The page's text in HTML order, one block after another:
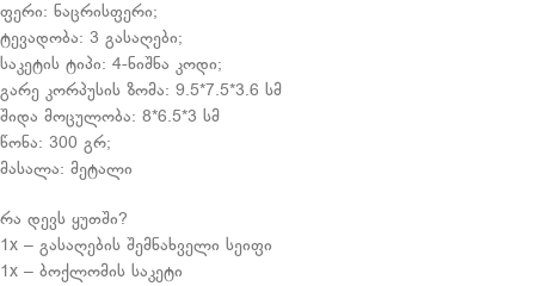
ფერი: ნაცრისფერი;
ტევადობა: 3 გასაღები;
საკეტის ტიპი: 4-ნიშნა კოდი;
გარე კორპუსის ზომა: 9.5*7.5*3.6 სმ
შიდა მოცულობა: 8*6.5*3 სმ
წონა: 300 გრ;
მასალა: მეტალი
რა დევს ყუთში?
1x – გასაღების შემნახველი სეიფი
1x – ბოქლომის საკეტი